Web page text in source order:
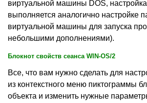
виртуальной машины DOS,
выполняется аналогично настройке
виртуальной машины для запуска
небольшими дополнениями).
Блокнот свойств сеанса WIN-OS/2
Все, что вам нужно сделать для
из контекстного меню пиктограммы
объекта и изменить нужные